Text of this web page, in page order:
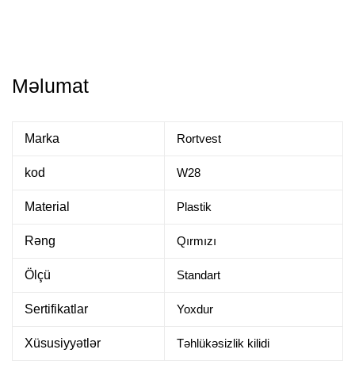
Məlumat
Marka Rortvest
kod W28
Material Plastik
Rəng Qırmızı
Ölçü Standart
Sertifikatlar Yoxdur
Xüsusiyyətlər Təhlükəsizlik kilidi